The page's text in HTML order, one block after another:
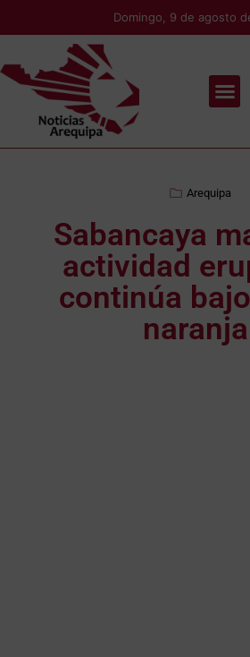
Domingo, 9 de agosto
Arequipa
Sabancaya
actividad
continúa